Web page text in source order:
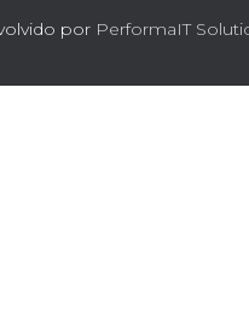
por PerformaIT